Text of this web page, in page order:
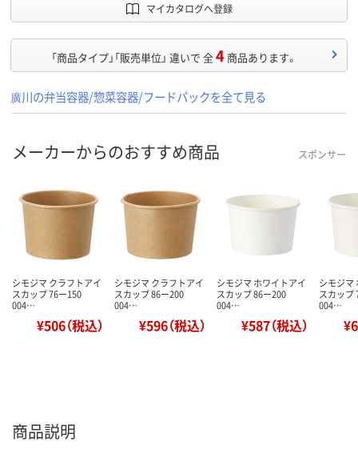
マイカタログへ登録
「商品タイプ」「販売単位」 違いで 全4 商品あります。
廣川の弁当容器/惣菜容器/フードパックを全て見る
メーカーからのおすすめ商品 スポンサー
シモジマ クラフトアイ
スカップ 76ー150
004…
¥506（税込）
シモジマ クラフトアイ
スカップ 86ー200
004…
¥596（税込）
シモジマ ホワイトアイ
スカップ 86ー200
004…
¥587（税込）
シモジマ
スカップ
004…
商品説明